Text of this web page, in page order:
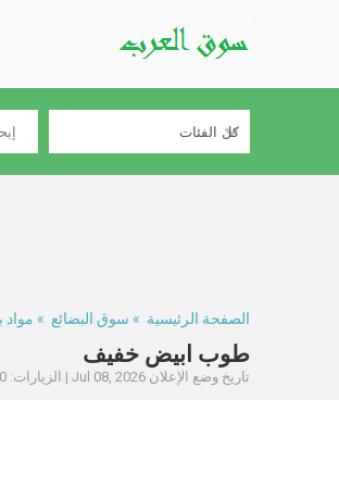
الصفحة الرئيسية » سوق البضائع » مواد
طوب ابيض خفيف
تاريخ وضع الإعلان Jul 08, 2026 | الزيارات: 40